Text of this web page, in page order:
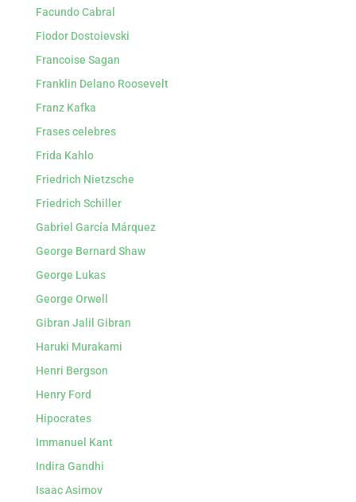
Facundo Cabral
Fiodor Dostoievski
Francoise Sagan
Franklin Delano Roosevelt
Franz Kafka
Frases celebres
Frida Kahlo
Friedrich Nietzsche
Friedrich Schiller
Gabriel García Márquez
George Bernard Shaw
George Lukas
George Orwell
Gibran Jalil Gibran
Haruki Murakami
Henri Bergson
Henry Ford
Hipocrates
Immanuel Kant
Indira Gandhi
Isaac Asimov